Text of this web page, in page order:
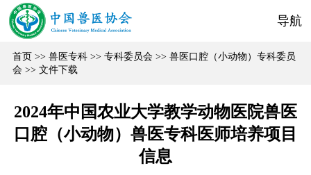
导航
首页>> 兽医专科>> 专科委员会>> 兽医口腔（小动物）专科委员
会>> 文件下载
2024年中国农业大学教学动物医院兽医
口腔（小动物）兽医专科医师培养项目
信息